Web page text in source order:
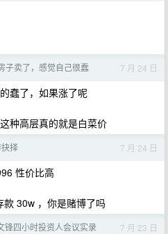
子卖了，感觉自己很蠢 7 月 24 日
蠢了，如果涨了呢
种高层真的就是白菜价
择 7 月 24 日
性价比高
30w ，你是赌博了吗
锋四小时投资人会议实录 7 月 23 日